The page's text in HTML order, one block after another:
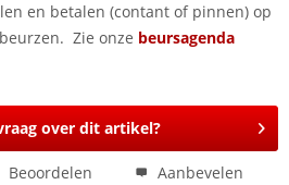
en betalen (contant of pinnen) op
Zie onze beursagenda
over dit artikel?
Beoordelen Aanbevelen